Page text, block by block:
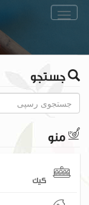
Toggle
جستجو
منو
کیک